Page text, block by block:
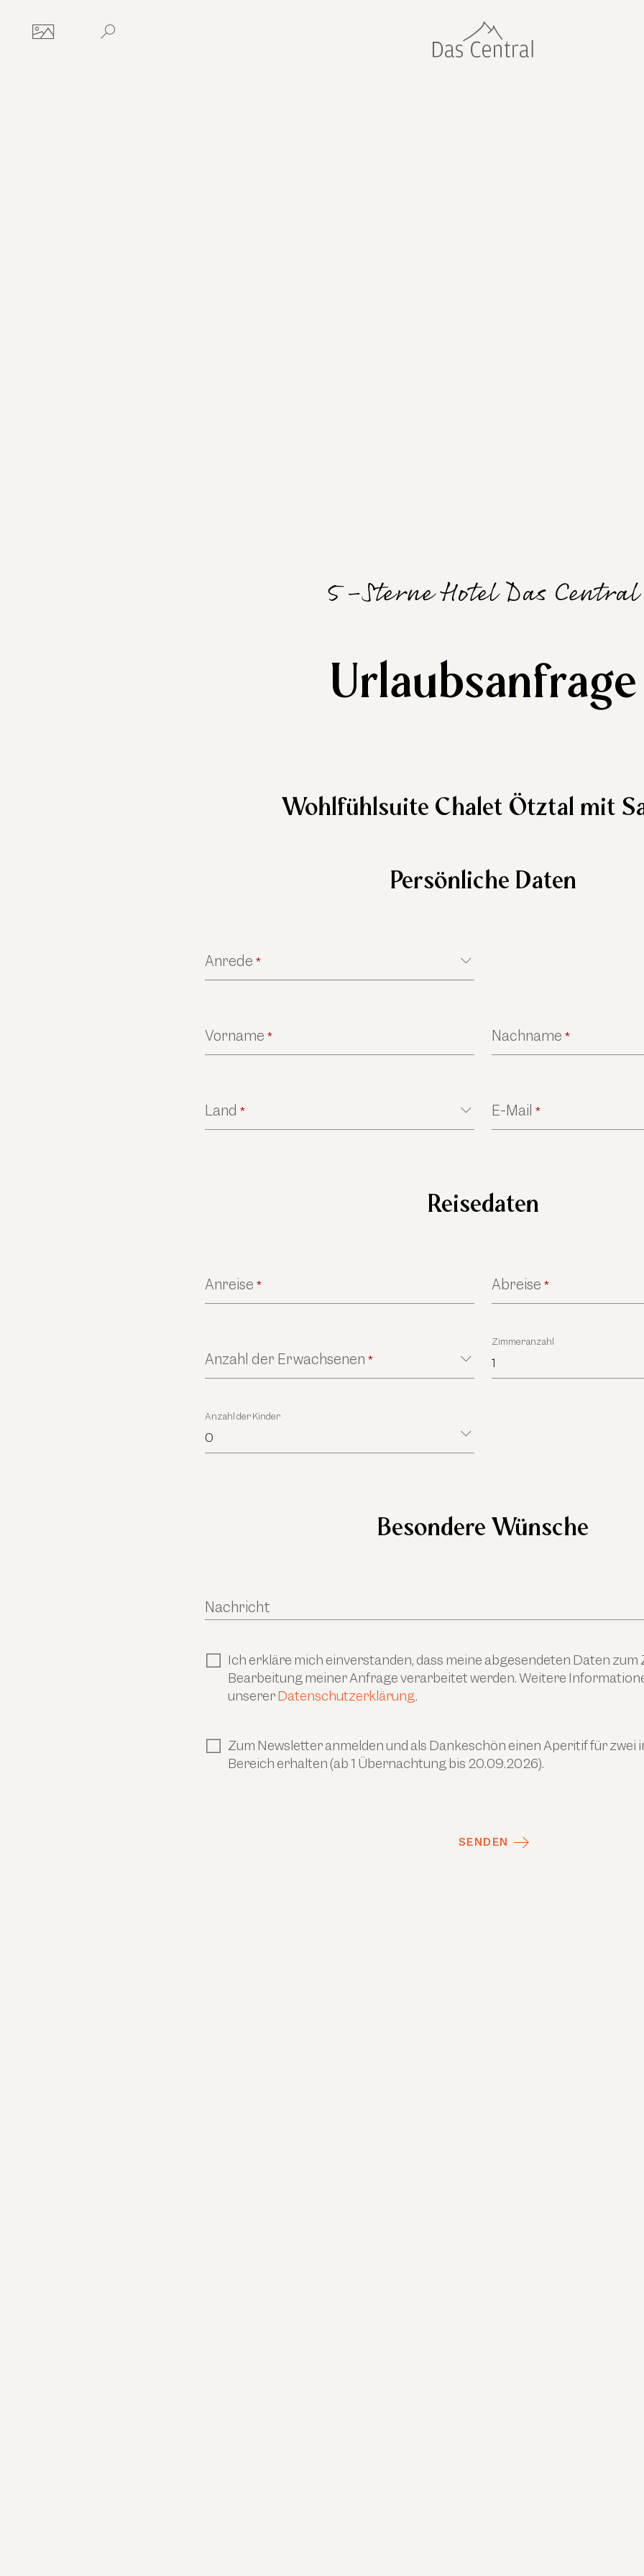
5-Sterne Hotel Das Central
Urlaubsanfrage
Wohlfühlsuite Chalet Ötztal mit
Persönliche Daten
Anrede *
Vorname * Nachname *
Land * E-Mail *
Reisedaten
Anreise * Abreise *
Anzahl der Erwachsenen *
Zimmeranzahl
1
Anzahl der Kinder
0
Besondere Wünsche
Nachricht
Ich erkläre mich einverstanden, dass meine abgesendeten Daten zum
Bearbeitung meiner Anfrage verarbeitet werden. Weitere
unsererDatenschutzerklärung.
Zum Newsletter anmelden und als Dankeschön einen Aperitif für zwei
Bereich erhalten (ab 1 Übernachtung bis 20.09.2026).
SENDEN